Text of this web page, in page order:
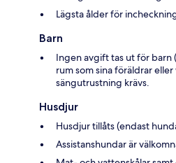
Lägsta ålder för
Barn
Ingen avgift tas ut för barn
rum som sina föräldrar
sängutrustning krävs.
Husdjur
Husdjur tillåts (endast
Assistanshundar är